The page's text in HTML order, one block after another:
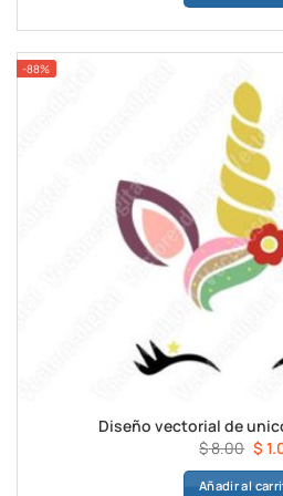
$
-88%
Diseño vectorial de
$8.00 El
$
Añadir al